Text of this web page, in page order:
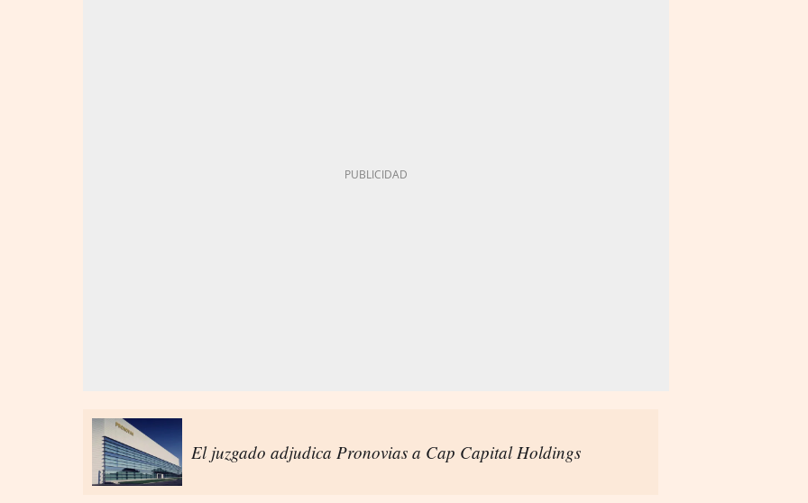
El juzgado adjudica Pronovias a Cap Capital Holdings